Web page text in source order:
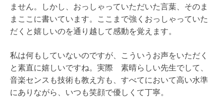
ません。しかし、おっしゃっていただいた言葉、そのま
まここに書いています。ここまで強くおっしゃっていた
だくと嬉しいのを通り越して感動を覚えます。
私は何もしていないのですが、こういうお声をいただく
と素直に嬉しいですね。実際 素晴らしい先生でして、
音楽センスも技術も教え方も、すべてにおいて高い水準
にありながら、いつも笑顔で優しくて丁寧。